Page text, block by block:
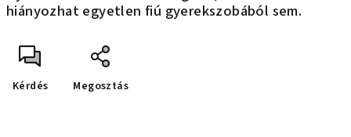
hiányozhat egyetlen fiú gyerekszobából sem.
Kérdés Megosztás